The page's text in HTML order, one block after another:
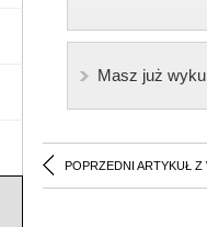
Masz już
POPRZEDNI ARTYKUŁ Z